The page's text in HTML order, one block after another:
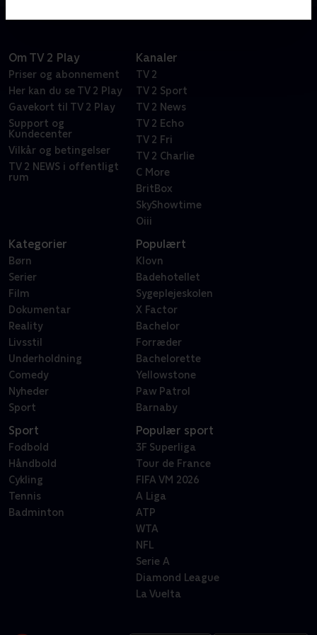
Om TV 2 Play
Priser og abonnement
Her kan du se TV 2 Play
Gavekort til TV 2 Play
Support og
Kundecenter
Vilkår og betingelser
TV 2 NEWS i offentligt
rum
Kanaler
TV 2
TV 2 Sport
TV 2 News
TV 2 Echo
TV 2 Fri
TV 2 Charlie
C More
BritBox
SkyShowtime
Oiii
Kategorier
Børn
Serier
Film
Dokumentar
Reality
Livsstil
Underholdning
Comedy
Nyheder
Sport
Populært
Klovn
Badehotellet
Sygeplejeskolen
X Factor
Bachelor
Forræder
Bachelorette
Yellowstone
Paw Patrol
Barnaby
Sport
Fodbold
Håndbold
Cykling
Tennis
Badminton
Populær sport
3F Superliga
Tour de France
FIFA VM 2026
A Liga
ATP
WTA
NFL
Serie A
Diamond League
La Vuelta